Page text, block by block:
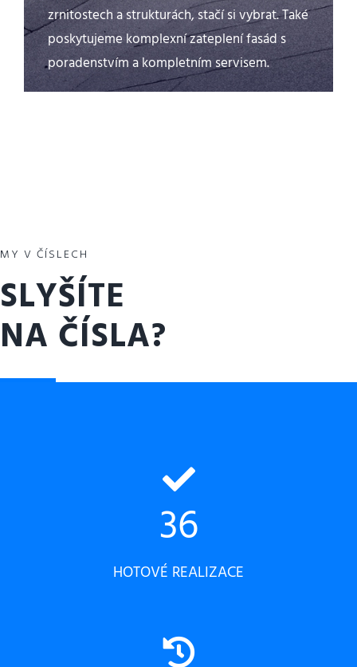
zrnitostech a strukturách, stačí si vybrat. Také
poskytujeme komplexní zateplení fasád s
poradenstvím a kompletním servisem.
36
HOTOVÉ REALIZACE
MY V ČÍSLECH
SLYŠÍTE
NA ČÍSLA?